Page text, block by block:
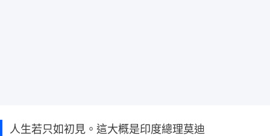
人生若只如初見。這大概是印度總理莫迪